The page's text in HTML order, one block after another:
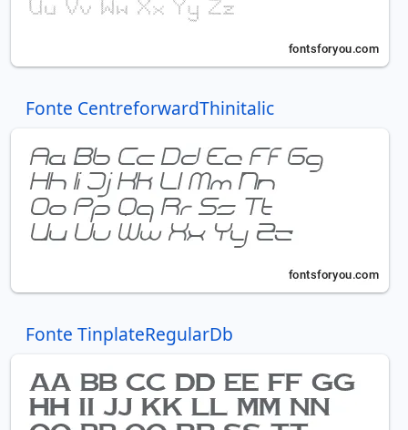
Fonte CentreforwardThinitalic
Fonte TinplateRegularDb